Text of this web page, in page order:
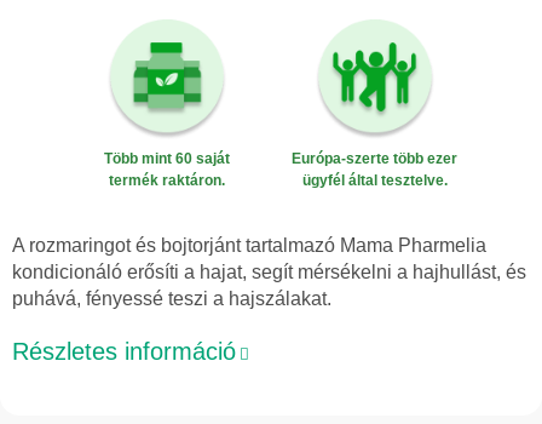
Több mint 60 saját
termék raktáron.
Európa-szerte több ezer
ügyfél által tesztelve.
A rozmaringot és bojtorjánt tartalmazó Mama Pharmelia
kondicionáló erősíti a hajat, segít mérsékelni a hajhullást, és
puhává, fényessé teszi a hajszálakat.
Részletes információ